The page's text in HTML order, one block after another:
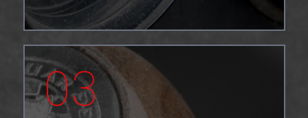
03